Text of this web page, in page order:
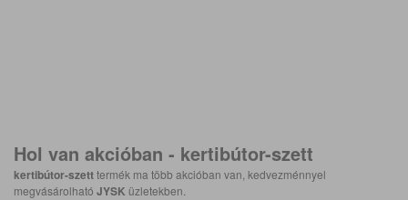
Hol van akcióban - kertibútor-szett
kertibútor-szetttermék ma több akcióban van, kedvezménnyel
megvásárolható JYSK üzletekben.